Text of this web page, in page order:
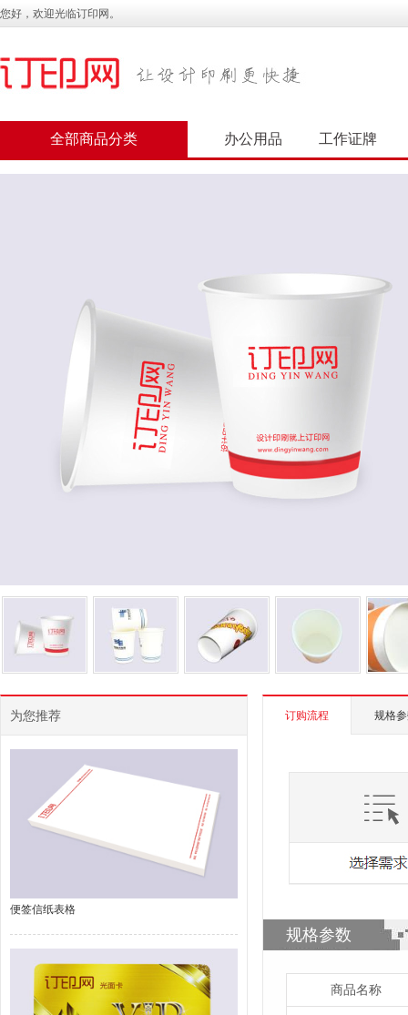
您好，欢迎光临订印网。
全部商品分类 办公用品 工作证牌
为您推荐
便签信纸表格
订购流程 规格
规格参数
商品名称